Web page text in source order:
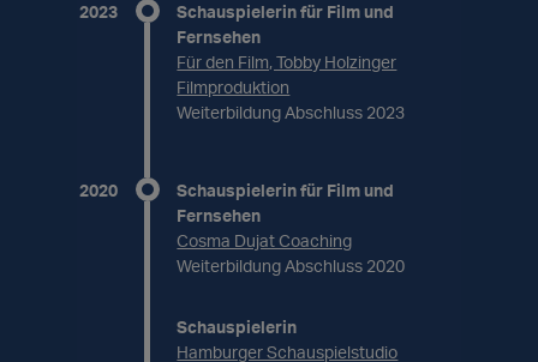
2023
Schauspielerin für Film und
Fernsehen
Für den Film, Tobby Holzinger
Filmproduktion
Weiterbildung Abschluss 2023
2020
Schauspielerin für Film und
Fernsehen
Cosma Dujat Coaching
Weiterbildung Abschluss 2020
Schauspielerin
Hamburger Schauspielstudio